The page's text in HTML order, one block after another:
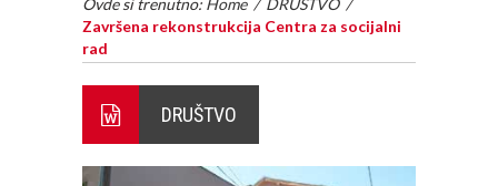
Ovde si trenutno: Home / DRUŠTVO /
Završena rekonstrukcija Centra za socijalni
rad
DRUŠTVO